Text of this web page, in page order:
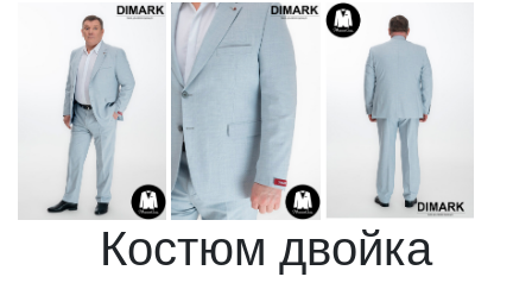
Костюм двойка